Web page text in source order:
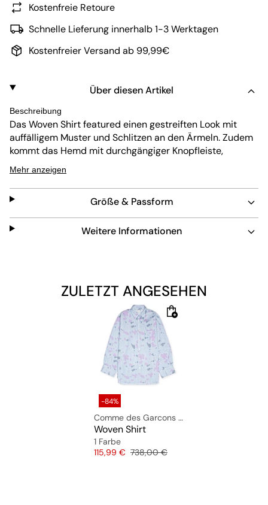
Kostenfreie Retoure
Schnelle Lieferung innerhalb 1-3 Werktagen
Kostenfreier Versand ab 99,99€
Über diesen Artikel
Beschreibung
Das Woven Shirt featured einen gestreiften Look mit
auffälligem Muster und Schlitzen an den Ärmeln. Zudem
kommt das Hemd mit durchgängiger Knopfleiste,
aufgesetzter Brusttasche, klassischem Hemdkragen und
Knopfverschlüssen am Armende. Dank leichtem
Baumwollstoff und entspannter Passform ist ein
komfortabler Sitz gegeben.
Material: 100% Baumwolle
Mehr anzeigen
Größe & Passform
Weitere Informationen
ZULETZT ANGESEHEN
-84%
Comme des Garcons Shirt
Woven Shirt
1 Farbe
Preis
115,99 € Originalpreis
738,00 €